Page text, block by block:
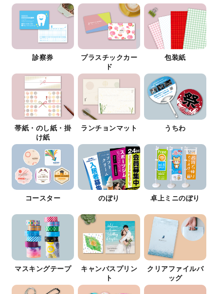
診察券
プラスチックカー
ド
包装紙
帯紙・のし紙・掛
け紙
ランチョンマット うちわ
コースター のぼり 卓上ミニのぼり
マスキングテープ
キャンバスプリン
ト
クリアファイルバ
ッグ